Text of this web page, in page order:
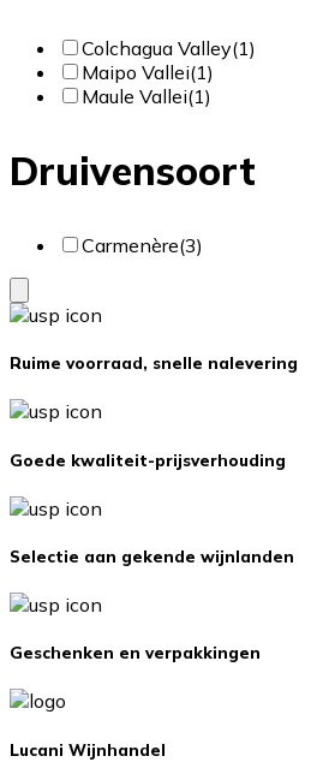
Colchagua Valley(1)
Maipo Vallei(1)
Maule Vallei(1)
Druivensoort
Carmenère(3)
Ruime voorraad, snelle nalevering
Goede kwaliteit-prijsverhouding
Selectie aan gekende wijnlanden
Geschenken en verpakkingen
Lucani Wijnhandel